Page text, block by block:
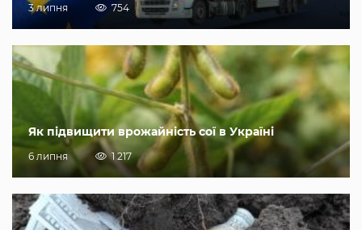
3 липня 754
Як підвищити врожайність сої в Україні
6 липня 1 217